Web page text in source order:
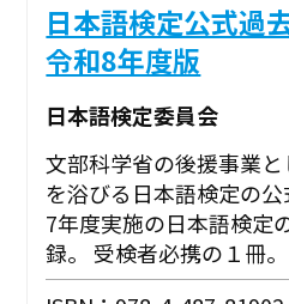
日本語検定公式
令和8年度版
日本語検定委員会
文部科学省の後援事業
を浴びる日本語検定の
7年度実施の日本語検定
録。 受検者必携の１冊。